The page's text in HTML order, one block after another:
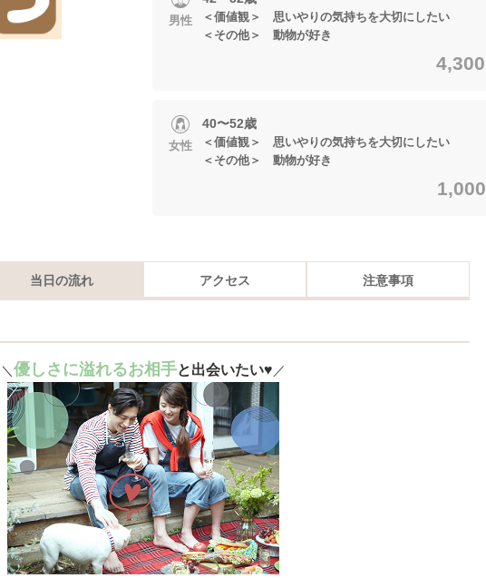
男性
＜価値観＞ 思いやりの気持ちを大切にしたい
＜その他＞ 動物が好き
4,300
女性
40〜52歳
＜価値観＞ 思いやりの気持ちを大切にしたい
＜その他＞ 動物が好き
1,000
当日の流れ アクセス 注意事項
＼ 優しさに溢れるお相手と出会いたい♥ ／